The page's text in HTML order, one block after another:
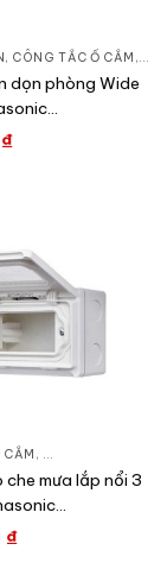
, CÔNG TẮC Ổ CẮM ,
dọn phòng Wide
031
₫
CẮM , DÒNG WIDE
che mưa lắp nổi 3
VN
₫